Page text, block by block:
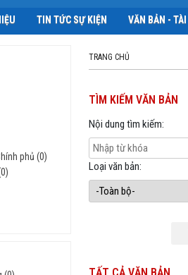
TIN TỨC SỰ KIỆN VĂN BẢN - TÀI
phủ (0)
TRANG CHỦ
TÌM KIẾM VĂN BẢN
Nội dung tìm kiếm:
Loại văn bản: